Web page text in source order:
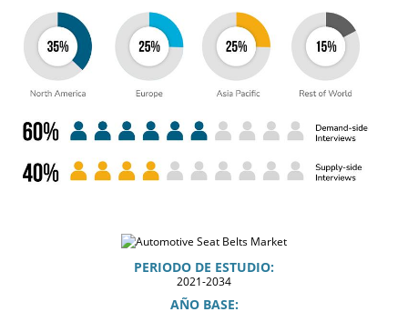
PERIODO DE ESTUDIO:
2021-2034
AÑO BASE: